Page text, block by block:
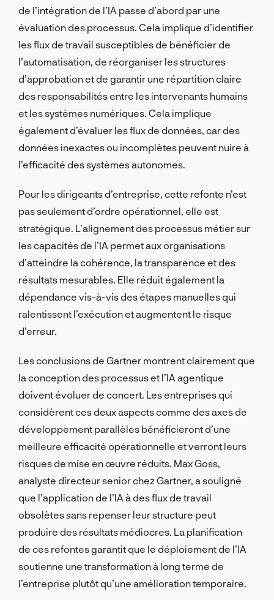
de l’intégration de l’IA passe d’abord par une
évaluation des processus. Cela implique d’identifier
les flux de travail susceptibles de bénéficier de
l’automatisation, de réorganiser les structures
d’approbation et de garantir une répartition claire
des responsabilités entre les intervenants humains
et les systèmes numériques. Cela implique
également d’évaluer les flux de données, car des
données inexactes ou incomplètes peuvent nuire à
l’efficacité des systèmes autonomes.
Pour les dirigeants d’entreprise, cette refonte n’est
pas seulement d’ordre opérationnel, elle est
stratégique. L’alignement des processus métier sur
les capacités de l’IA permet aux organisations
d’atteindre la cohérence, la transparence et des
résultats mesurables. Elle réduit également la
dépendance vis-à-vis des étapes manuelles qui
ralentissent l’exécution et augmentent le risque
d’erreur.
Les conclusions de Gartner montrent clairement que
la conception des processus et l’IA agentique
doivent évoluer de concert. Les entreprises qui
considèrent ces deux aspects comme des axes de
développement parallèles bénéficieront d’une
meilleure efficacité opérationnelle et verront leurs
risques de mise en œuvre réduits. Max Goss,
analyste directeur senior chez Gartner, a souligné
que l’application de l’IA à des flux de travail
obsolètes sans repenser leur structure peut
produire des résultats médiocres. La planification
de ces refontes garantit que le déploiement de l’IA
soutienne une transformation à long terme de
l’entreprise plutôt qu’une amélioration temporaire.